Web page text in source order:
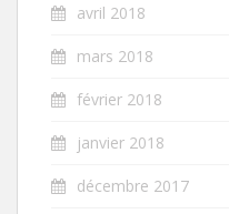
avril 2018
mars 2018
février 2018
janvier 2018
décembre 2017